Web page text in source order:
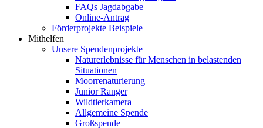
FAQs Jagdabgabe
Online-Antrag
Förderprojekte Beispiele
Mithelfen
Unsere Spendenprojekte
Naturerlebnisse für Menschen in belastenden
Situationen
Moorrenaturierung
Junior Ranger
Wildtierkamera
Allgemeine Spende
Großspende